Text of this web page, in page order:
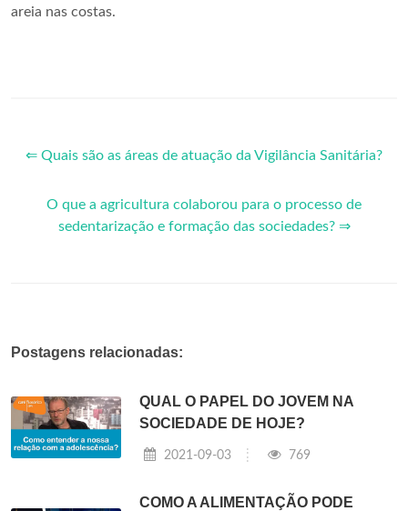
areia nas costas.
⇐ Quais são as áreas de atuação da Vigilância Sanitária?
O que a agricultura colaborou para o processo de
sedentarização e formação das sociedades? ⇒
Postagens relacionadas:
QUAL O PAPEL DO JOVEM NA
SOCIEDADE DE HOJE?
2021-09-03 769
COMO A ALIMENTAÇÃO PODE